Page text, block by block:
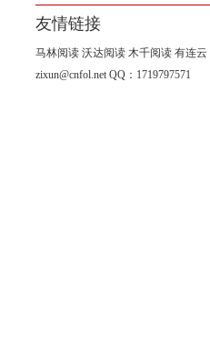
友情链接
马林阅读 沃达阅读 木千阅读 有连云
zixun@cnfol.net QQ：1719797571